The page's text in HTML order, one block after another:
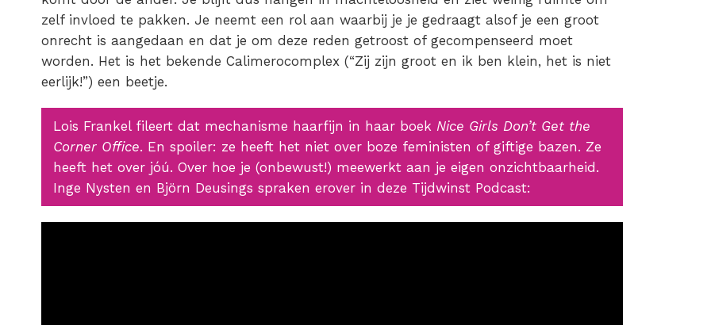
zelf invloed te pakken. Je neemt een rol aan waarbij je je gedraagt alsof je een groot
onrecht is aangedaan en dat je om deze reden getroost of gecompenseerd moet
worden. Het is het bekende Calimerocomplex (“Zij zijn groot en ik ben klein, het is niet
eerlijk!”) een beetje.
Lois Frankel fileert dat mechanisme haarfijn in haar boek Nice Girls Don’t Get the
Corner Office. En spoiler: ze heeft het niet over boze feministen of giftige bazen. Ze
heeft het over jóú. Over hoe je (onbewust!) meewerkt aan je eigen onzichtbaarheid.
Inge Nysten en Björn Deusings spraken erover in deze Tijdwinst Podcast: